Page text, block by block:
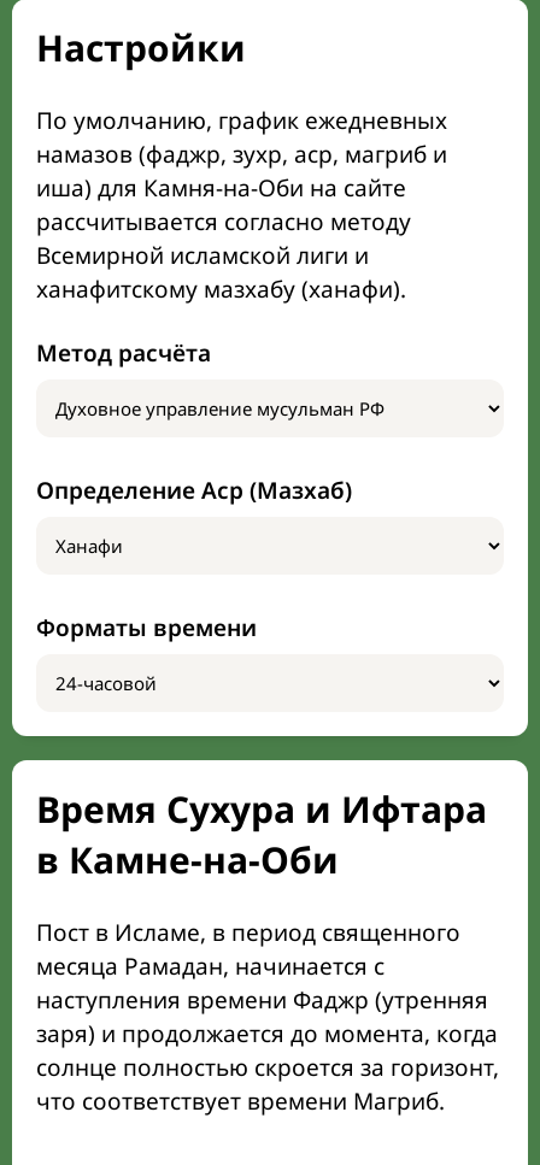
Настройки
По умолчанию, график ежедневных
намазов (фаджр, зухр, аср, магриб и
иша) для Камня-на-Оби на сайте
рассчитывается согласно методу
Всемирной исламской лиги и
ханафитскому мазхабу (ханафи).
Метод расчёта
Определение Аср (Мазхаб)
Форматы времени
Время Сухура и Ифтара
в Камне-на-Оби
Пост в Исламе, в период священного
месяца Рамадан, начинается с
наступления времени Фаджр (утренняя
заря) и продолжается до момента, когда
солнце полностью скроется за горизонт,
что соответствует времени Магриб.